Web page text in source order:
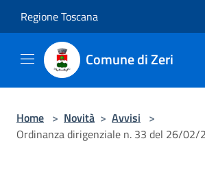
Regione Toscana
Comune di Zeri
Home > Novità > Avvisi >
Ordinanza dirigenziale n. 33 del 26/02/